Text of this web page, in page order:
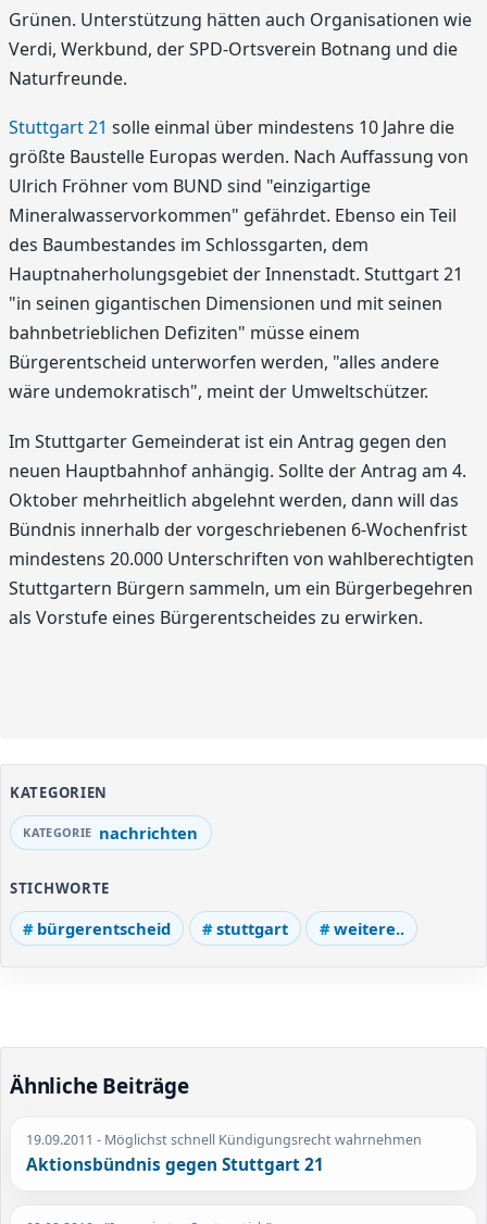
Grünen. Unterstützung hätten auch Organisationen wie
Verdi, Werkbund, der SPD-Ortsverein Botnang und die
Naturfreunde.
Stuttgart 21 solle einmal über mindestens 10 Jahre die
größte Baustelle Europas werden. Nach Auffassung von
Ulrich Fröhner vom BUND sind "einzigartige
Mineralwasservorkommen" gefährdet. Ebenso ein Teil
des Baumbestandes im Schlossgarten, dem
Hauptnaherholungsgebiet der Innenstadt. Stuttgart 21
"in seinen gigantischen Dimensionen und mit seinen
bahnbetrieblichen Defiziten" müsse einem
Bürgerentscheid unterworfen werden, "alles andere
wäre undemokratisch", meint der Umweltschützer.
Im Stuttgarter Gemeinderat ist ein Antrag gegen den
neuen Hauptbahnhof anhängig. Sollte der Antrag am 4.
Oktober mehrheitlich abgelehnt werden, dann will das
Bündnis innerhalb der vorgeschriebenen 6-Wochenfrist
mindestens 20.000 Unterschriften von wahlberechtigten
Stuttgartern Bürgern sammeln, um ein Bürgerbegehren
als Vorstufe eines Bürgerentscheides zu erwirken.
KATEGORIEN
nachrichten
STICHWORTE
bürgerentscheid stuttgart weitere..
Ähnliche Beiträge
19.09.2011 - Möglichst schnell Kündigungsrecht wahrnehmen
Aktionsbündnis gegen Stuttgart 21